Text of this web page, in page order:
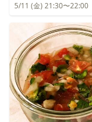
5/11 (金) 21:30〜22:00